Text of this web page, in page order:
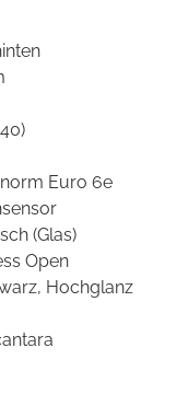
Euro 6e
(Glas)
Open
Hochglanz